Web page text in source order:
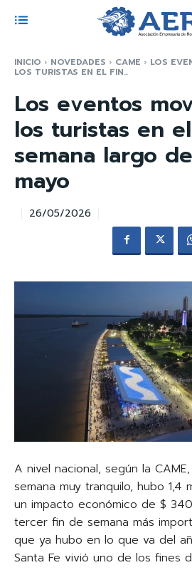
INICIO NOVEDADES CAME LOS
LOS TURISTAS EN EL FIN...
Los eventos
los turistas en
semana largo
mayo
26/05/2026
A nivel nacional, según la
semana muy tranquilo, hubo 1,4
un impacto económico de $
tercer fin de semana más
que ya hubo en lo que va del
Santa Fe vivió uno de los fines